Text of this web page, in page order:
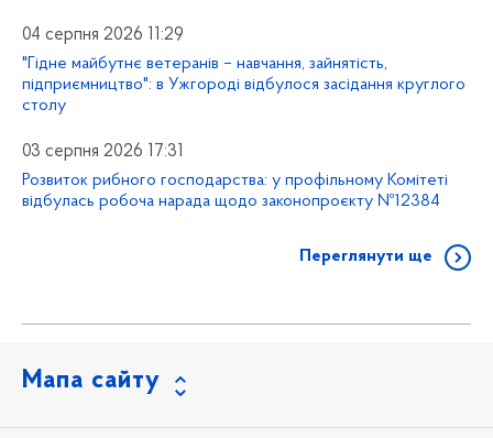
04 серпня 2026 11:29
"Гідне майбутнє ветеранів – навчання, зайнятість,
підприємництво": в Ужгороді відбулося засідання круглого
столу
03 серпня 2026 17:31
Розвиток рибного господарства: у профільному Комітеті
відбулась робоча нарада щодо законопроєкту №12384
Переглянути ще
Мапа сайту